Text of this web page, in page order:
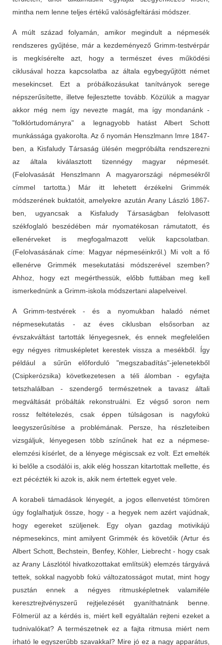
mintha nem lenne teljes értékű valóságfeltárási módszer.
A múlt század folyamán, amikor megindult a népmesék
rendszeres gyűjtése, már a kezdeményező Grimm-testvérpár
is megkísérelte azt, hogy a természet éves működési
ciklusával hozza kapcsolatba az általa egybegyűjtött német
mesekincset. Ezt a próbálkozásukat tanítványok serege
népszerűsítette, illetve fejlesztette tovább. Közülük a magyar
akkor még nem így nevezte magát, ma így mondanánk -
"folklórtudományra" a legnagyobb hatást Albert Schott
munkássága gyakorolta. Az ő nyomán Henszlmann Imre 1847-
ben, a Kisfaludy Társaság ülésén megpróbálta rendszerezni
az általa kiválasztott tizennégy magyar népmesét.
(Felolvasását Henszlmann A magyarországi népmesékről
címmel tartotta.) Már itt lehetett érzékelni Grimmék
módszerének buktatóit, amelyekre azután Arany László 1867-
ben, ugyancsak a Kisfaludy Társaságban felolvasott
székfoglaló beszédében már nyomatékosan rámutatott, és
ellenérveket is megfogalmazott velük kapcsolatban.
(Felolvasásának címe: Magyar népmeséinkről.) Mi volt a fő
ellenérve Grimmék mesekutatási módszerével szemben?
Ahhoz, hogy ezt megérthessük, előbb futtában meg kell
ismerkednünk a Grimm-iskola módszertani alapelveivel.
A Grimm-testvérek - és a nyomukban haladó német
népmesekutatás - az éves ciklusban elsősorban az
évszakváltást tartották lényegesnek, és ennek megfelelően
egy négyes ritmusképletet kerestek vissza a mesékből. Így
például a sűrűn előforduló "megszabadítás"-jelenetekből
(Csipkerózsika) következetesen a téli álomban - egyfajta
tetszhalálban - szendergő természetnek a tavasz általi
megváltását próbálták rekonstruálni. Ez végső soron nem
rossz feltételezés, csak éppen túlságosan is nagyfokú
leegyszerűsítése a problémának. Persze, ha részleteiben
vizsgáljuk, lényegesen több színűnek hat ez a népmese-
elemzési kísérlet, de a lényege mégiscsak ez volt. Ezt emelték
ki belőle a csodálói is, akik elég hosszan kitartottak mellette, és
ezt pécézték ki azok is, akik nem értettek egyet vele.
A korabeli támadások lényegét, a jogos ellenvetést tömören
úgy foglalhatjuk össze, hogy - a hegyek nem azért vajúdnak,
hogy egereket szüljenek. Egy olyan gazdag motivikájú
népmesekincs, mint amilyent Grimmék és követőik (Artur és
Albert Schott, Bechstein, Benfey, Köhler, Liebrecht - hogy csak
az Arany Lászlótól hivatkozottakat említsük) elemzés tárgyává
tettek, sokkal nagyobb fokú változatosságot mutat, mint hogy
pusztán ennek a négyes ritmusképletnek valamiféle
keresztrejtvényszerű rejtjelezését gyaníthatnánk benne.
Fölmerül az a kérdés is, miért kell egyáltalán rejteni ezeket a
tudnivalókat? A természetnek ez a fajta ritmusa miért nem
írható le egyszerűbb szavakkal? Mire jó ez a nagy apparátus,